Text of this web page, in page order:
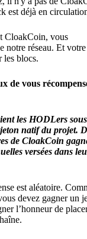
est déjà en
CloakCoin, vous
notre réseau. Et votre
les blocs.
de vous
les HODLers
natif du projet.
de CloakCoin
versées dans
est aléatoire.
devez gagner un
l’honneur de